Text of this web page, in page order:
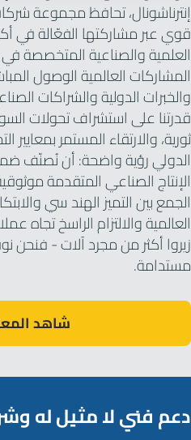
إنترناشونال، تحافظ مجموعة
قوي عبر مشاركتها الفعّالة في
العلمية والصناعية المتخصصة في
المشاركات العالمية الوصول
والخبرات الدولية والشراكات
قدرتنا على استشراف تحولات
ثورية، والارتقاء المستمر بمعايير
الدولي رؤية واضحة: أن نُصنّف
الإنتاج الصناعي المتقدمة
الجمع بين التميز الهند سي
العالمية والالتزام الراسخ تجاه
زيروا أكثر من مجرد آلات - فنحن
مستدامة.
شاهد
دعم فني لا مثيل له